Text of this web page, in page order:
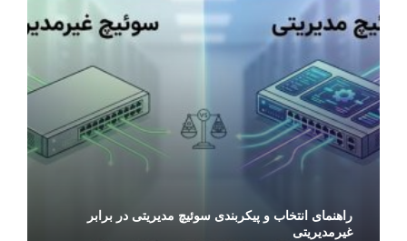
راهنمای انتخاب و پیکربندی سوئیچ مدیریتی در برابر
غیرمدیریتی